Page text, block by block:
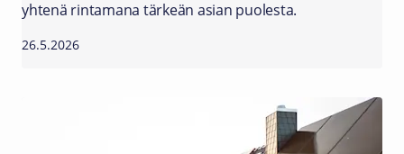
yhtenä rintamana tärkeän asian puolesta.
26.5.2026